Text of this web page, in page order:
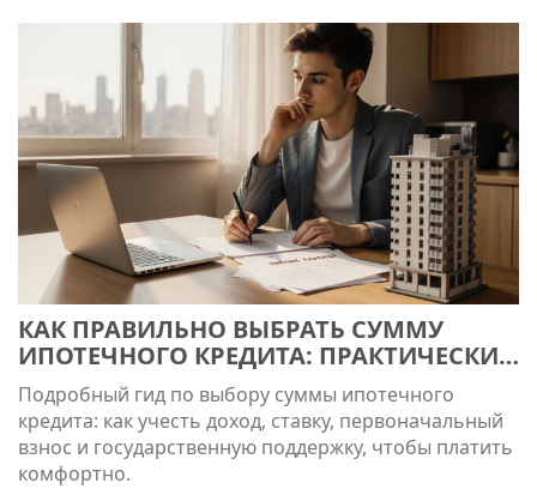
КАК ПРАВИЛЬНО ВЫБРАТЬ СУММУ
ИПОТЕЧНОГО КРЕДИТА: ПРАКТИЧЕСКИЕ
РЕКОМЕНДАЦИИ
Подробный гид по выбору суммы ипотечного
кредита: как учесть доход, ставку, первоначальный
взнос и государственную поддержку, чтобы платить
комфортно.